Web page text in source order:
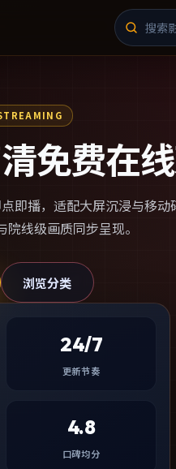
免费在
即播，适配大屏沉浸与移动
线级画质同步呈现。
浏览分类
24/7
更新节奏
4.8
口碑均分